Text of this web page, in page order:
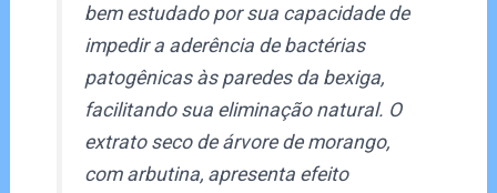
bem estudado por sua capacidade de
impedir a aderência de bactérias
patogênicas às paredes da bexiga,
facilitando sua eliminação natural. O
extrato seco de árvore de morango,
com arbutina, apresenta efeito